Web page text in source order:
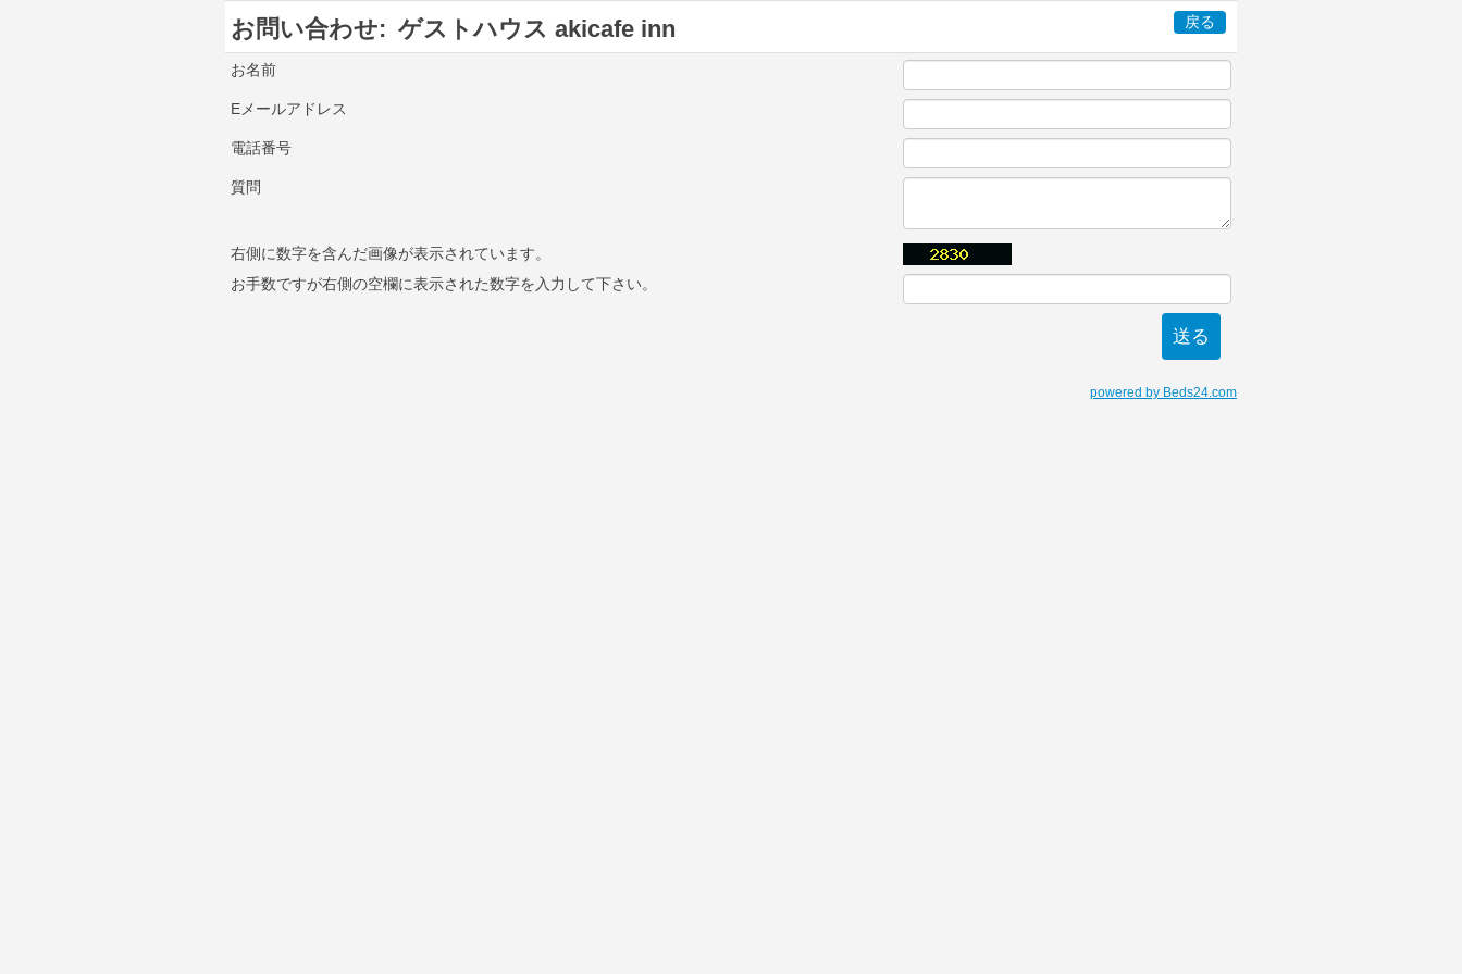
戻る
お問い合わせ: ゲストハウス akicafe inn
お名前
Eメールアドレス
電話番号
質問
右側に数字を含んだ画像が表示されています。
お手数ですが右側の空欄に表示された数字を入力して下さい。
powered by Beds24.com